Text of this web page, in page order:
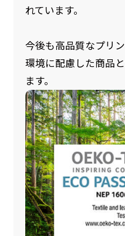
れています。
今後も高品質なプリ
環境に配慮した商品
ます。